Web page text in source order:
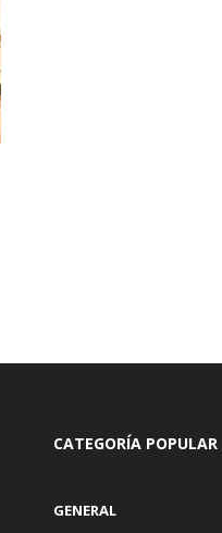
CATEGORÍA POPULAR
GENERAL